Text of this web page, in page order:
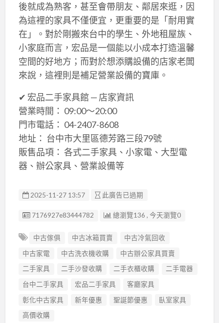
後就成為熟客，甚至會帶朋友、鄰居來逛，因
為這裡的家具不僅便宜，更重要的是「耐用實
在」。對於剛搬來台中的學生、外地租屋族、
小家庭而言，宏品是一個能以小成本打造溫馨
空間的好地方；而對於想添購設備的店家老闆
來說，這裡則是補足營業設備的寶庫。
✔ 宏品二手家具館 — 店家資訊
營業時間： 09:00～20:00
門市電話： 04-2407-8608
地址： 台中市大里區德芳路三段79號
販售品項： 各式二手家具、小家電、大型電
器、辦公家具、營業設備等
2025-11-27 13:57 此廣告已過期
廣告编號
7176927e83444782 總瀏覽136 , 今天瀏覽0
中古傢俱 中古冰箱買賣
中古冷氣回收
中古家電
中古洗衣機收購
中古辦公家具買賣
二手家具
二手沙發收購 二手衣櫃收購
二手電器
台中二手家具
宏品二手家具
客廳家具
彰化中古家具
新年優惠 聖誕節優惠
臥室家具
高價收購